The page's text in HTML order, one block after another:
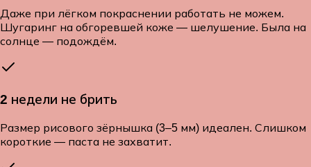
Даже при лёгком покраснении работать не можем.
Шугаринг на обгоревшей коже — шелушение. Была на
солнце — подождём.
2 недели не брить
Размер рисового зёрнышка (3–5 мм) идеален. Слишком
короткие — паста не захватит.